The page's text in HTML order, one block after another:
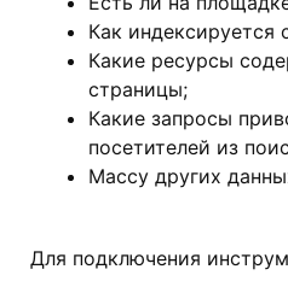
Как индексируется
Какие ресурсы
страницы;
Какие запросы
посетителей из
Массу других
Для подключения